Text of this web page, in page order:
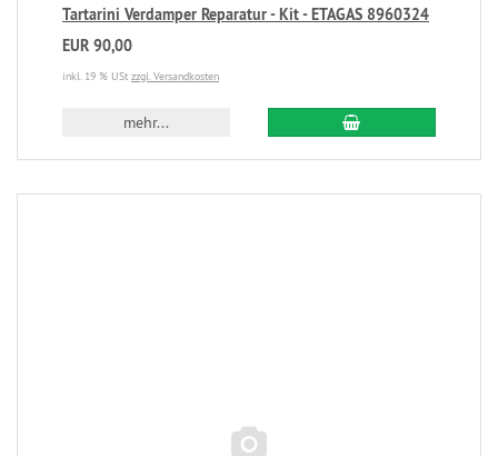
Tartarini Verdamper Reparatur - Kit - ETAGAS 8960324
EUR 90,00
inkl. 19 % USt zzgl. Versandkosten
mehr...